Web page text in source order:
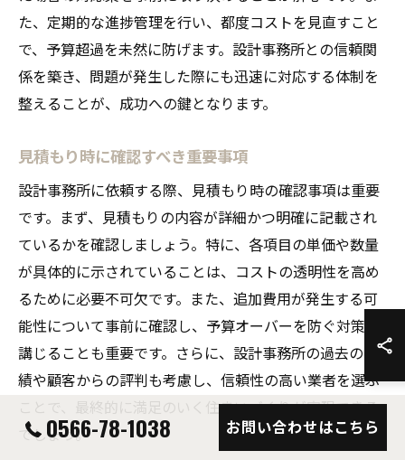
た、定期的な進捗管理を行い、都度コストを見直すこと
で、予算超過を未然に防げます。設計事務所との信頼関
係を築き、問題が発生した際にも迅速に対応する体制を
整えることが、成功への鍵となります。
見積もり時に確認すべき重要事項
設計事務所に依頼する際、見積もり時の確認事項は重要
です。まず、見積もりの内容が詳細かつ明確に記載され
ているかを確認しましょう。特に、各項目の単価や数量
が具体的に示されていることは、コストの透明性を高め
るために必要不可欠です。また、追加費用が発生する可
能性について事前に確認し、予算オーバーを防ぐ対策を
講じることも重要です。さらに、設計事務所の過去の実
績や顧客からの評判も考慮し、信頼性の高い業者を選ぶ
ことで、最終的に満足のいく住まいづくりが実現できる
でしょう。
0566-78-1038 お問い合わせはこちら